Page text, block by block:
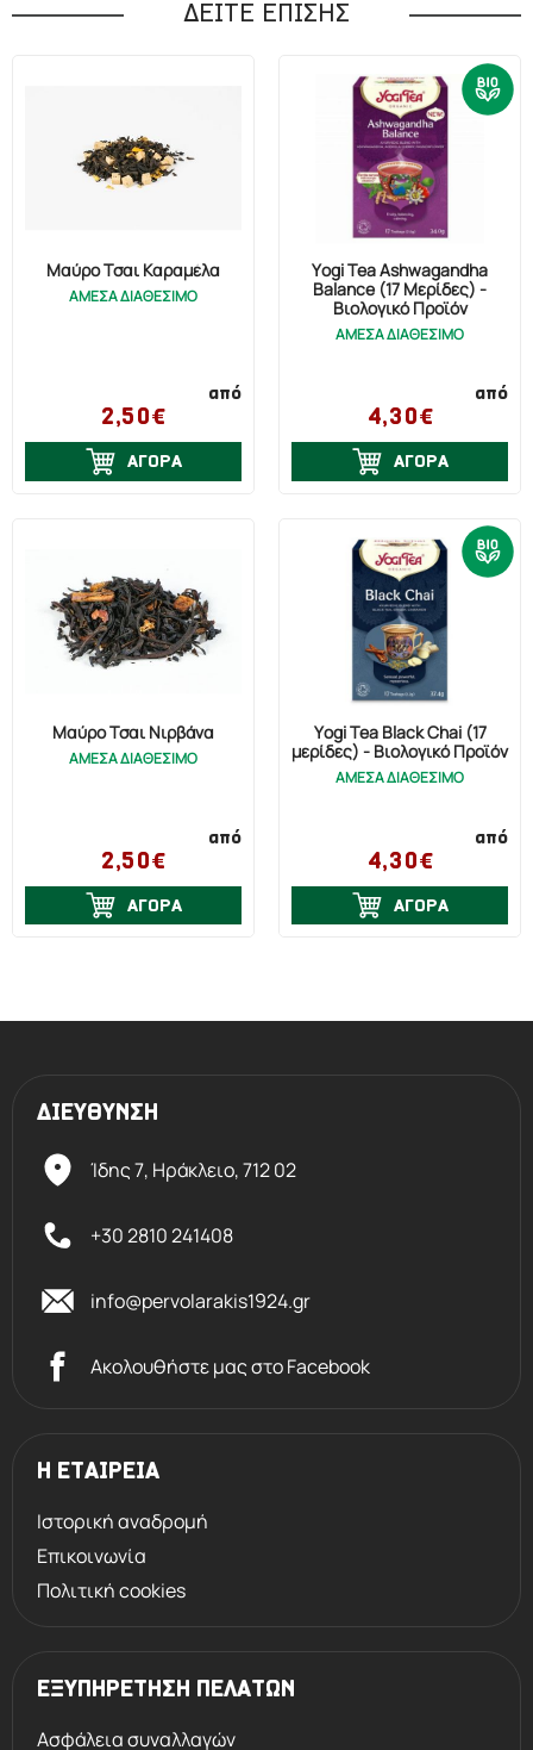
ΔΕΙΤΕ ΕΠΙΣΗΣ
Μαύρο Τσαι Καραμέλα
ΑΜΕΣΑ ΔΙΑΘΕΣΙΜΟ
από
2,50€
ΑΓΟΡΑ
Yogi Tea Ashwagandha
Balance (17 Μερίδες) -
Βιολογικό Προϊόν
ΑΜΕΣΑ ΔΙΑΘΕΣΙΜΟ
από
4,30€
ΑΓΟΡΑ
Μαύρο Τσαι Νιρβάνα
ΑΜΕΣΑ ΔΙΑΘΕΣΙΜΟ
από
2,50€
ΑΓΟΡΑ
Yogi Tea Black Chai (17
μερίδες) - Βιολογικό Προϊόν
ΑΜΕΣΑ ΔΙΑΘΕΣΙΜΟ
από
4,30€
ΑΓΟΡΑ
ΔΙΕΥΘΥΝΣΗ
Ίδης 7, Ηράκλειο,712 02
+30 2810 241408
info@pervolarakis1924.gr
Ακολουθήστε μας στο Facebook
Η ΕΤΑΙΡΕΙΑ
Ιστορική αναδρομή
Επικοινωνία
Πολιτική cookies
ΕΞΥΠΗΡΕΤΗΣΗ ΠΕΛΑΤΩΝ
Ασφάλεια συναλλαγών